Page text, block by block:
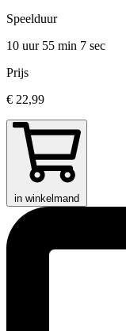
Speelduur
10 uur 55 min 7 sec
Prijs
€ 22,99
in winkelmand